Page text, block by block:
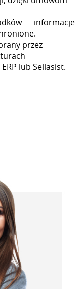
— informacje
przez
lub Sellasist.